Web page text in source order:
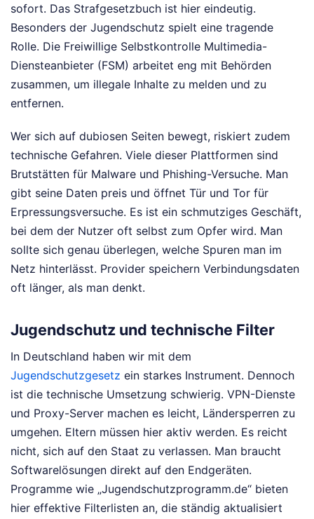
sofort. Das Strafgesetzbuch ist hier eindeutig.
Besonders der Jugendschutz spielt eine tragende
Rolle. Die Freiwillige Selbstkontrolle Multimedia-
Diensteanbieter (FSM) arbeitet eng mit Behörden
zusammen, um illegale Inhalte zu melden und zu
entfernen.
Wer sich auf dubiosen Seiten bewegt, riskiert zudem
technische Gefahren. Viele dieser Plattformen sind
Brutstätten für Malware und Phishing-Versuche. Man
gibt seine Daten preis und öffnet Tür und Tor für
Erpressungsversuche. Es ist ein schmutziges Geschäft,
bei dem der Nutzer oft selbst zum Opfer wird. Man
sollte sich genau überlegen, welche Spuren man im
Netz hinterlässt. Provider speichern Verbindungsdaten
oft länger, als man denkt.
Jugendschutz und technische Filter
In Deutschland haben wir mit dem
Jugendschutzgesetz ein starkes Instrument. Dennoch
ist die technische Umsetzung schwierig. VPN-Dienste
und Proxy-Server machen es leicht, Ländersperren zu
umgehen. Eltern müssen hier aktiv werden. Es reicht
nicht, sich auf den Staat zu verlassen. Man braucht
Softwarelösungen direkt auf den Endgeräten.
Programme wie „Jugendschutzprogramm.de“ bieten
hier effektive Filterlisten an, die ständig aktualisiert